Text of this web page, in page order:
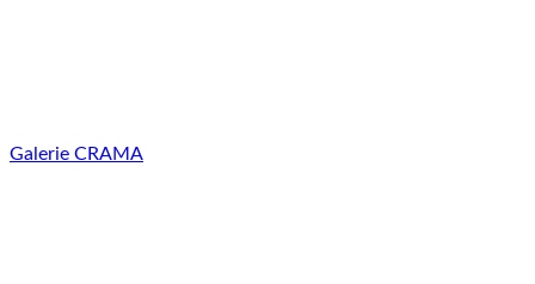
Galerie CRAMA